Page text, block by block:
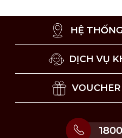
Bảo quản sản phẩm ở
Tránh va chạm mạnh
nhọn.
HỆ
DỊCH VỤ